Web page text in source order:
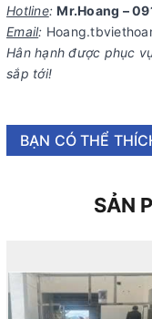
Hotline: Mr.Hoang –
Email:
Hân hạnh được phục
sắp tới!
BẠN CÓ THỂ
SẢN